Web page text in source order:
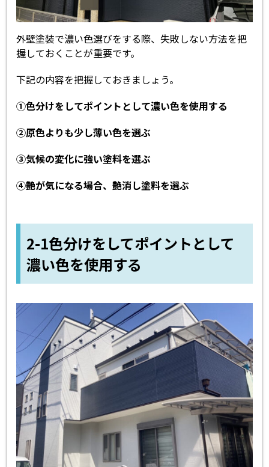
外壁塗装で濃い色選びをする際、失敗しない方法を把
握しておくことが重要です。
下記の内容を把握しておきましょう。
①色分けをしてポイントとして濃い色を使用する
②原色よりも少し薄い色を選ぶ
③気候の変化に強い塗料を選ぶ
④艶が気になる場合、艶消し塗料を選ぶ
2-1色分けをしてポイントとして
濃い色を使用する